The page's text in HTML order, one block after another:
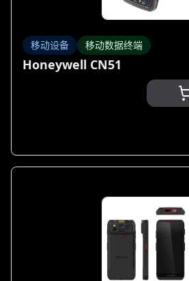
移动设备 移动数据终端
Honeywell CN51